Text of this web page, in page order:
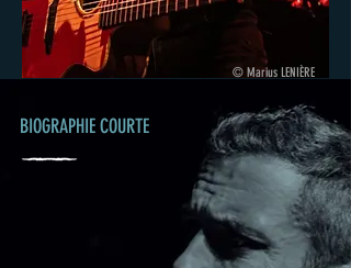
© Marius LENIÈRE
BIOGRAPHIE COURTE